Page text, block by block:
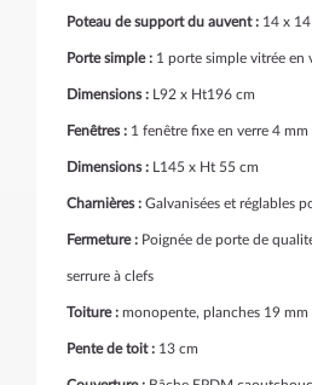
Poteau de support du auvent : 14 x
Porte simple : 1 porte simple vitrée en
Dimensions : L92 x Ht196 cm
Fenêtres : 1 fenêtre fixe en verre 4 mm
Dimensions : L145 x Ht 55 cm
Charnières : Galvanisées et réglables
Fermeture : Poignée de porte de
serrure à clefs
Toiture : monopente, planches 19 mm
Pente de toit : 13 cm